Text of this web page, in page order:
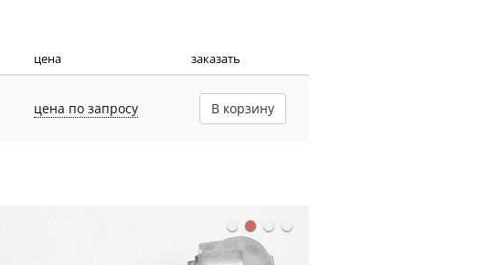
цена заказать
цена по запросу В корзину